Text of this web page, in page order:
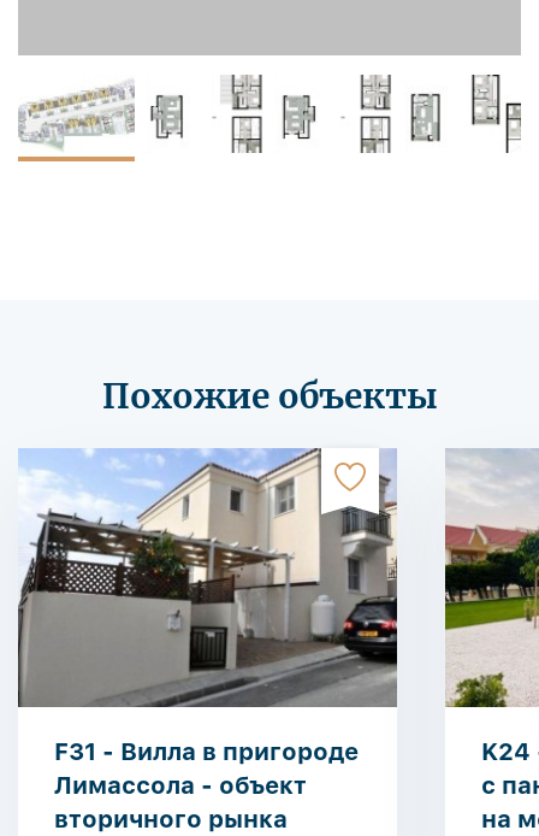
Похожие объекты
F31 - Вилла в пригороде
Лимассола - объект
вторичного рынка
K24
с
на